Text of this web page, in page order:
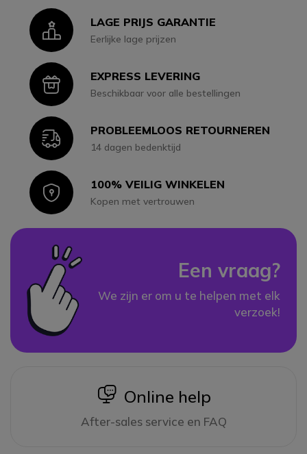
IconLAGE PRIJS GARANTIE
Eerlijke lage prijzen
IconEXPRESS LEVERING
Beschikbaar voor alle bestellingen
IconPROBLEEMLOOS RETOURNEREN
14 dagen bedenktijd
Icon100% VEILIG WINKELEN
Kopen met vertrouwen
Een vraag?
We zijn er om u te helpen met elk
verzoek!
icon
Online help
After-sales service en FAQ